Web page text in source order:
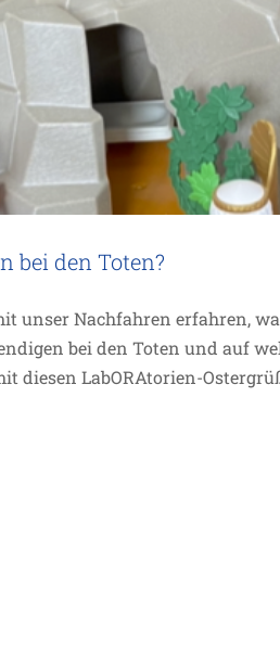
bei den Toten?
unser Nachfahren erfahren,
bei den Toten und auf
diesen LabORAtorien-